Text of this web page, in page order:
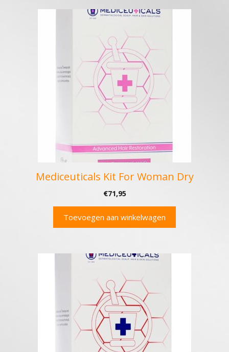
Mediceuticals Kit For Woman Dry
€71,95
Toevoegen aan winkelwagen